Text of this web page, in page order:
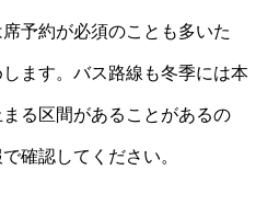
予約が必須のことも多いた
ます。バス路線も冬季には本
る区間があることがあるの
確認してください。